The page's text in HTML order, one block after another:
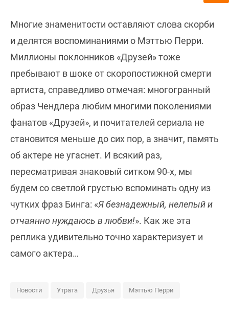
Многие знаменитости оставляют слова скорби
и делятся воспоминаниями о Мэттью Перри.
Миллионы поклонников «Друзей» тоже
пребывают в шоке от скоропостижной смерти
артиста, справедливо отмечая: многогранный
образ Чендлера любим многими поколениями
фанатов «Друзей», и почитателей сериала не
становится меньше до сих пор, а значит, память
об актере не угаснет. И всякий раз,
пересматривая знаковый ситком 90-х, мы
будем со светлой грустью вспоминать одну из
чутких фраз Бинга: «Я безнадежный, нелепый и
отчаянно нуждаюсь в любви!». Как же эта
реплика удивительно точно характеризует и
самого актера…
Новости Утрата Друзья Мэттью Перри